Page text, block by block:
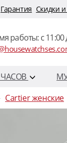
Гарантия Скидки
работы: c 11:00
Cartier женские